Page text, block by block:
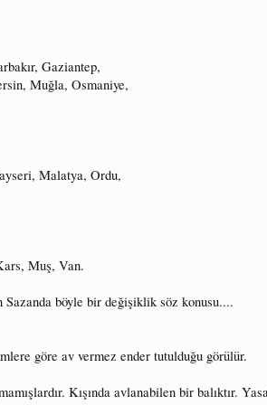
Gaziantep,
Muğla, Osmaniye,
Malatya, Ordu,
Muş, Van.
böyle bir değişiklik söz konusu....
göre av vermez ender tutulduğu görülür.
Kışında avlanabilen bir balıktır.